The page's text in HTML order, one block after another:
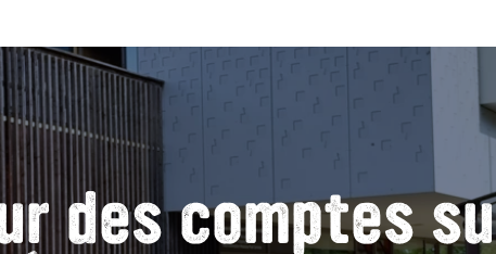
des comptes